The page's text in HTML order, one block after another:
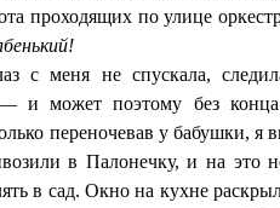
проходящих по улице
с меня не спускала,
— и может поэтому без
переночевав у бабушки, я
в Палонечку, и на это
в сад. Окно на кухне